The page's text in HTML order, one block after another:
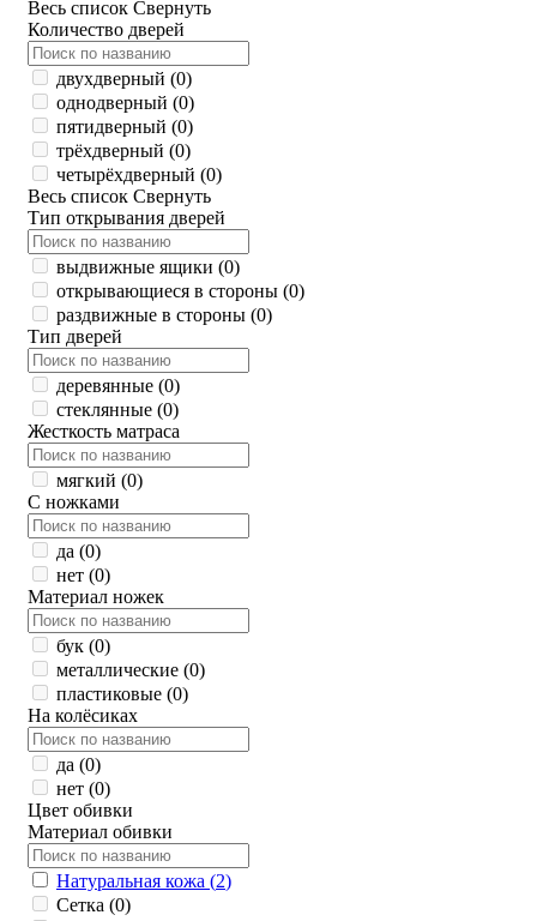
Весь список Свернуть
Количество дверей
двухдверный (0)
однодверный (0)
пятидверный (0)
трёхдверный (0)
четырёхдверный (0)
Весь список Свернуть
Тип открывания дверей
выдвижные ящики (0)
открывающиеся в стороны (0)
раздвижные в стороны (0)
Тип дверей
деревянные (0)
стеклянные (0)
Жесткость матраса
мягкий (0)
С ножками
да (0)
нет (0)
Материал ножек
бук (0)
металлические (0)
пластиковые (0)
На колёсиках
да (0)
нет (0)
Цвет обивки
Материал обивки
Натуральная кожа (2)
Сетка (0)